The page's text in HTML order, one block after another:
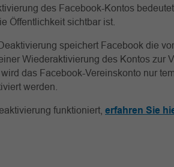
des Facebook-Kontos
Öffentlichkeit sichtbar ist.
speichert Facebook die
Wiederaktivierung des Kontos zur
das Facebook-Vereinskonto nur
werden.
funktioniert, erfahren Sie